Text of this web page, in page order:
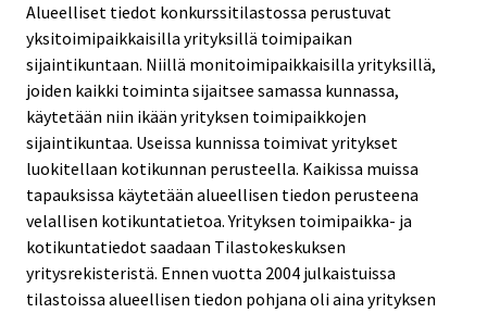
Alueelliset tiedot konkurssitilastossa perustuvat
yksitoimipaikkaisilla yrityksillä toimipaikan
sijaintikuntaan. Niillä monitoimipaikkaisilla yrityksillä,
joiden kaikki toiminta sijaitsee samassa kunnassa,
käytetään niin ikään yrityksen toimipaikkojen
sijaintikuntaa. Useissa kunnissa toimivat yritykset
luokitellaan kotikunnan perusteella. Kaikissa muissa
tapauksissa käytetään alueellisen tiedon perusteena
velallisen kotikuntatietoa. Yrityksen toimipaikka- ja
kotikuntatiedot saadaan Tilastokeskuksen
yritysrekisteristä. Ennen vuotta 2004 julkaistuissa
tilastoissa alueellisen tiedon pohjana oli aina yrityksen